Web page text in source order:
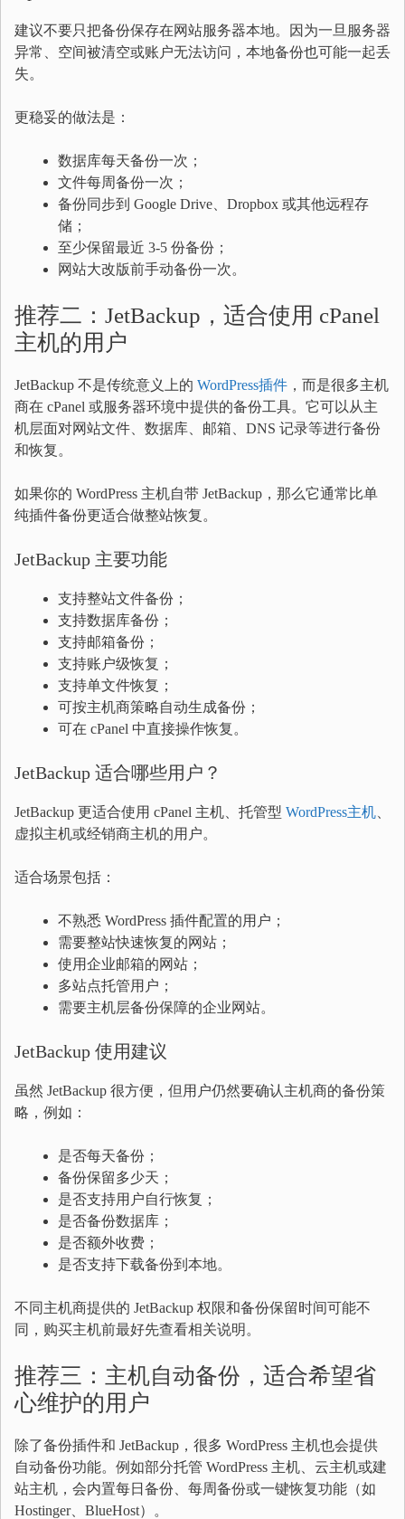
建议不要只把备份保存在网站服务器本地。因为一旦服务器
异常、空间被清空或账户无法访问，本地备份也可能一起丢
失。
更稳妥的做法是：
数据库每天备份一次；
文件每周备份一次；
备份同步到 Google Drive、Dropbox 或其他远程存
储；
至少保留最近 3-5 份备份；
网站大改版前手动备份一次。
推荐二：JetBackup，适合使用 cPanel
主机的用户
JetBackup 不是传统意义上的 WordPress插件 ，而是很多主机
商在 cPanel 或服务器环境中提供的备份工具。它可以从主
机层面对网站文件、数据库、邮箱、DNS 记录等进行备份
和恢复。
如果你的 WordPress 主机自带 JetBackup，那么它通常比单
纯插件备份更适合做整站恢复。
JetBackup 主要功能
支持整站文件备份；
支持数据库备份；
支持邮箱备份；
支持账户级恢复；
支持单文件恢复；
可按主机商策略自动生成备份；
可在 cPanel 中直接操作恢复。
JetBackup 适合哪些用户？
JetBackup 更适合使用 cPanel 主机、托管型 WordPress主机
虚拟主机或经销商主机的用户。
适合场景包括：
不熟悉 WordPress 插件配置的用户；
需要整站快速恢复的网站；
使用企业邮箱的网站；
多站点托管用户；
需要主机层备份保障的企业网站。
JetBackup 使用建议
虽然 JetBackup 很方便，但用户仍然要确认主机商的备份策
略，例如：
是否每天备份；
备份保留多少天；
是否支持用户自行恢复；
是否备份数据库；
是否额外收费；
是否支持下载备份到本地。
不同主机商提供的 JetBackup 权限和备份保留时间可能不
同，购买主机前最好先查看相关说明。
推荐三：主机自动备份，适合希望省
心维护的用户
除了备份插件和 JetBackup，很多 WordPress 主机也会提供
自动备份功能。例如部分托管 WordPress 主机、云主机或建
站主机，会内置每日备份、每周备份或一键恢复功能（如
Hostinger、BlueHost）。